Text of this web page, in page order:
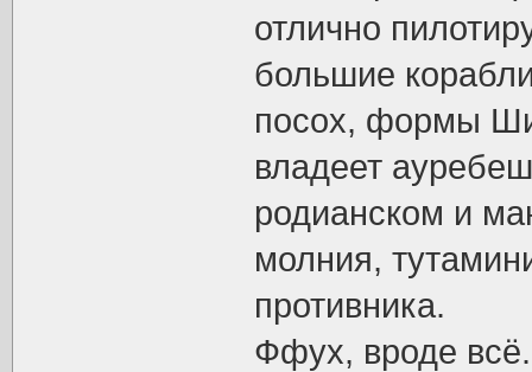
отлично
большие
посох, формы
владеет
родианском и
молния,
противника.
Ффух, вроде всё.